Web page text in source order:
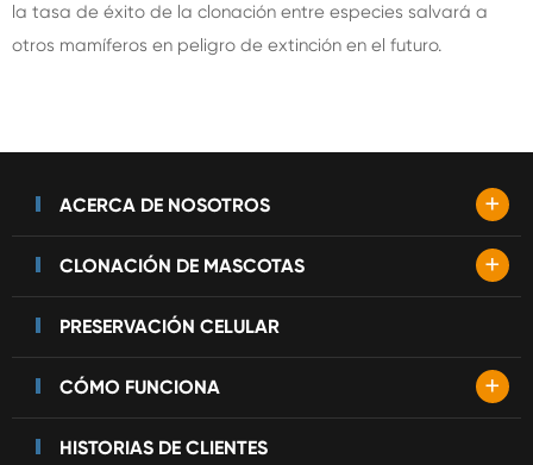
la tasa de éxito de la clonación entre especies salvará a
otros mamíferos en peligro de extinción en el futuro.
ACERCA DE NOSOTROS +
CLONACIÓN DE MASCOTAS +
PRESERVACIÓN CELULAR
CÓMO FUNCIONA +
HISTORIAS DE CLIENTES